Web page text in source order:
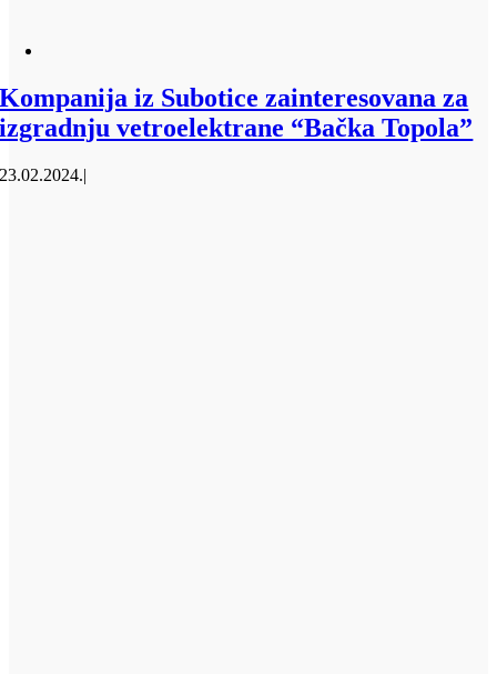
Kompanija iz Subotice zainteresovana za
izgradnju vetroelektrane “Bačka Topola”
23.02.2024.|